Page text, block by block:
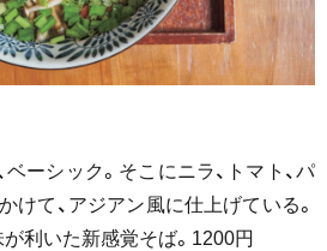
ーシック。そこにニラ、トマト、パ
けて、アジアン風に仕上げている。
利いた新感覚そば。1200円